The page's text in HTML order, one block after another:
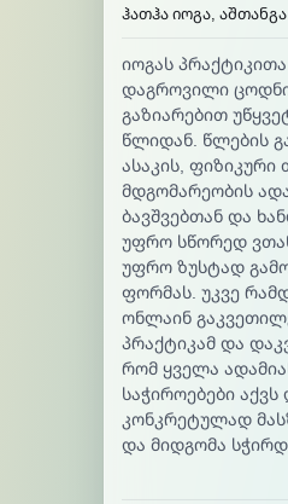
ჰათჰა იოგა,
იოგას
დაგროვილი
გაზიარებით
წლიდან. წლების
ასაკის,
მდგომარეობის
ბავშვებთან და
უფრო სწორედ
უფრო ზუსტად
ფორმას. უკვე
ონლაინ
პრაქტიკამ და
რომ ყველა
საჭიროებები
კონკრეტულად
და მიდგომა